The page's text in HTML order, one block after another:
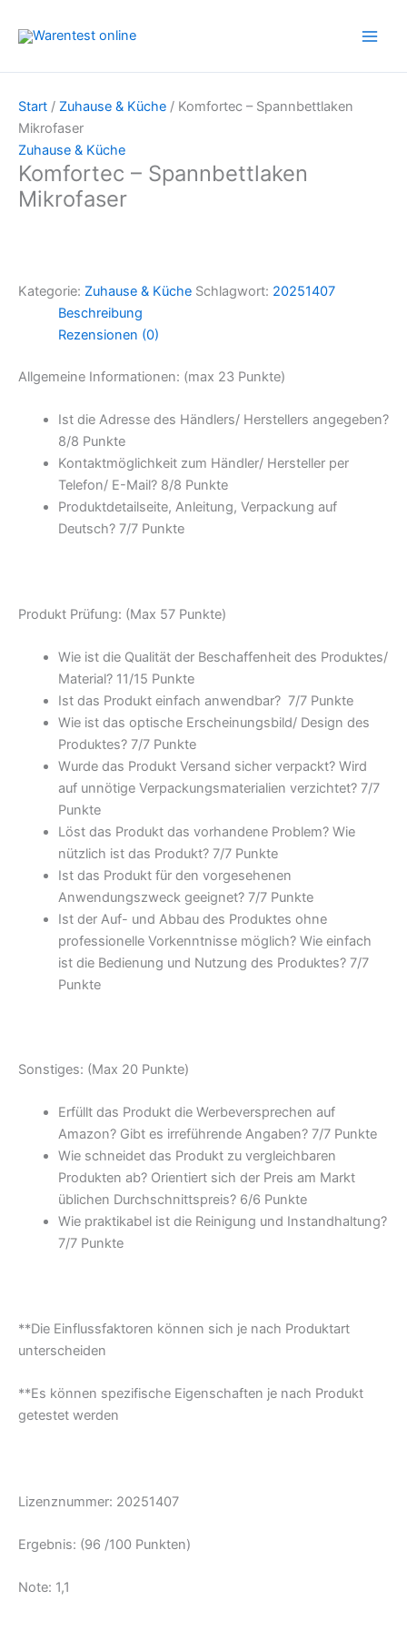
Inhalt
Start / Zuhause & Küche / Komfortec – Spannbettlaken
Mikrofaser
Zuhause & Küche
Komfortec – Spannbettlaken
Mikrofaser
Kategorie: Zuhause & Küche Schlagwort: 20251407
Beschreibung
Rezensionen (0)
Allgemeine Informationen: (max 23 Punkte)
Ist die Adresse des Händlers/ Herstellers angegeben?
8/8 Punkte
Kontaktmöglichkeit zum Händler/ Hersteller per
Telefon/ E-Mail? 8/8 Punkte
Produktdetailseite, Anleitung, Verpackung auf
Deutsch? 7/7 Punkte
Produkt Prüfung: (Max 57 Punkte)
Wie ist die Qualität der Beschaffenheit des Produktes/
Material? 11/15 Punkte
Ist das Produkt einfach anwendbar? 7/7 Punkte
Wie ist das optische Erscheinungsbild/ Design des
Produktes? 7/7 Punkte
Wurde das Produkt Versand sicher verpackt? Wird
auf unnötige Verpackungsmaterialien verzichtet? 7/7
Punkte
Löst das Produkt das vorhandene Problem? Wie
nützlich ist das Produkt? 7/7 Punkte
Ist das Produkt für den vorgesehenen
Anwendungszweck geeignet? 7/7 Punkte
Ist der Auf- und Abbau des Produktes ohne
professionelle Vorkenntnisse möglich? Wie einfach
ist die Bedienung und Nutzung des Produktes? 7/7
Punkte
Sonstiges: (Max 20 Punkte)
Erfüllt das Produkt die Werbeversprechen auf
Amazon? Gibt es irreführende Angaben? 7/7 Punkte
Wie schneidet das Produkt zu vergleichbaren
Produkten ab? Orientiert sich der Preis am Markt
üblichen Durchschnittspreis? 6/6 Punkte
Wie praktikabel ist die Reinigung und Instandhaltung?
7/7 Punkte
**Die Einflussfaktoren können sich je nach Produktart
unterscheiden
**Es können spezifische Eigenschaften je nach Produkt
getestet werden
Lizenznummer: 20251407
Ergebnis: (96 /100 Punkten)
Note: 1,1